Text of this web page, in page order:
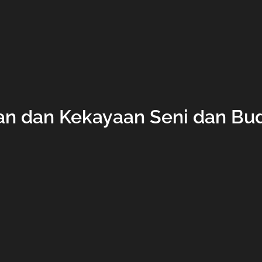
dan Kekayaan Seni dan